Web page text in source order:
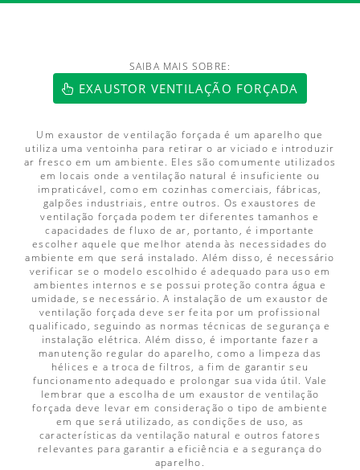
https://www.luftmaxi.com.br/
SAIBA MAIS SOBRE:
EXAUSTOR VENTILAÇÃO FORÇADA
Um exaustor de ventilação forçada é um aparelho que
utiliza uma ventoinha para retirar o ar viciado e introduzir
ar fresco em um ambiente. Eles são comumente utilizados
em locais onde a ventilação natural é insuficiente ou
impraticável, como em cozinhas comerciais, fábricas,
galpões industriais, entre outros. Os exaustores de
ventilação forçada podem ter diferentes tamanhos e
capacidades de fluxo de ar, portanto, é importante
escolher aquele que melhor atenda às necessidades do
ambiente em que será instalado. Além disso, é necessário
verificar se o modelo escolhido é adequado para uso em
ambientes internos e se possui proteção contra água e
umidade, se necessário. A instalação de um exaustor de
ventilação forçada deve ser feita por um profissional
qualificado, seguindo as normas técnicas de segurança e
instalação elétrica. Além disso, é importante fazer a
manutenção regular do aparelho, como a limpeza das
hélices e a troca de filtros, a fim de garantir seu
funcionamento adequado e prolongar sua vida útil. Vale
lembrar que a escolha de um exaustor de ventilação
forçada deve levar em consideração o tipo de ambiente
em que será utilizado, as condições de uso, as
características da ventilação natural e outros fatores
relevantes para garantir a eficiência e a segurança do
aparelho.